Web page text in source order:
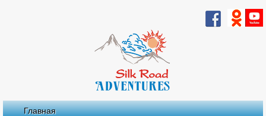
Главная